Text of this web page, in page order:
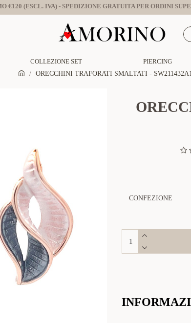
€120 (ESCL. IVA) - SPEDIZIONE GRATUITA PER ORDINI
COLLEZIONE SET PIERCING
ORECCHINI TRAFORATI SMALTATI -
CONFEZIONE